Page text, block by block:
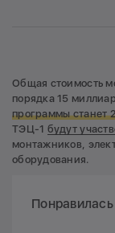
Общая стоимость
порядка 15
программы станет
ТЭЦ-1 будут
монтажников,
оборудования.